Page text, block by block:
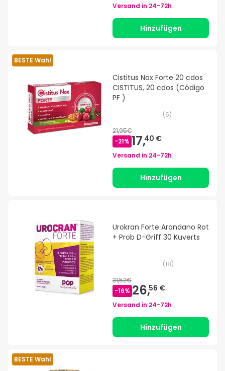
Versand in 24-72h
Hinzufügen
BESTE Wahl
Cistitus Nox Forte 20 cdos
CISTITUS, 20 cdos (Código
PF )
(6)
21,95€
-21% 17,40 €
Versand in 24-72h
Hinzufügen
Urokran Forte Arandano Rot
+ Prob D-Griff 30 Kuverts
(18)
31,52€
-16% 26,56 €
Versand in 24-72h
Hinzufügen
BESTE Wahl